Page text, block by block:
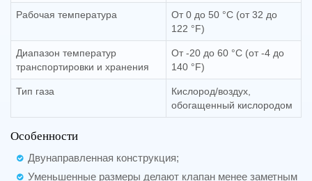
Рабочая температура
От 0 до 50 °C (от 32 до
122 °F)
Диапазон температур
транспортировки и хранения
От -20 до 60 °C (от -4 до
140 °F)
Тип газа
Кислород/воздух,
обогащенный кислородом
Особенности
Двунаправленная конструкция;
Уменьшенные размеры делают клапан менее заметным